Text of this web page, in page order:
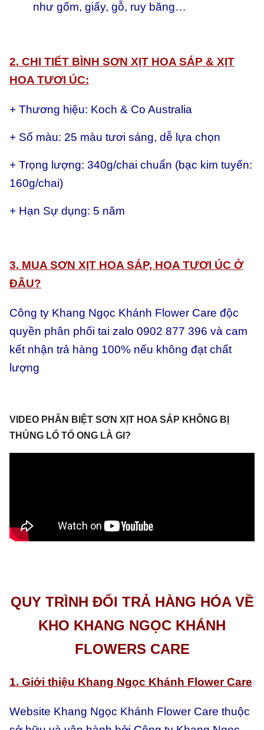
như gốm, giấy, gỗ, ruy băng…
2. CHI TIẾT BÌNH SƠN XỊT HOA SÁP & XỊT
HOA TƯƠI ÚC:
+ Thương hiệu: Koch & Co Australia
+ Số màu: 25 màu tươi sáng, dễ lựa chọn
+ Trọng lượng: 340g/chai chuẩn (bạc kim tuyến:
160g/chai)
+ Hạn Sự dụng: 5 năm
3. MUA SƠN XỊT HOA SÁP, HOA TƯƠI ÚC Ở
ĐÂU?
Công ty Khang Ngọc Khánh Flower Care độc
quyền phân phối tai zalo 0902 877 396 và cam
kết nhận trả hàng 100% nếu không đạt chất
lượng
VIDEO PHÂN BIỆT SƠN XỊT HOA SÁP KHÔNG BỊ
THỦNG LỔ TỔ ONG LÀ GI?
QUY TRÌNH ĐỔI TRẢ HÀNG HÓA VỀ
KHO KHANG NGỌC KHÁNH
FLOWERS CARE
1. Giới thiệu Khang Ngọc Khánh Flower Care
Website Khang Ngọc Khánh Flower Care thuộc